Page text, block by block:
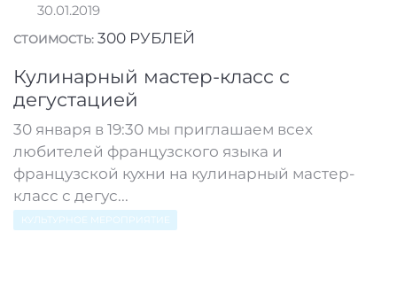
30.01.2019
СТОИМОСТЬ: 300 РУБЛЕЙ
Кулинарный мастер-класс с
дегустацией
30 января в 19:30 мы приглашаем всех
любителей французского языка и
французской кухни на кулинарный мастер-
класс с дегус...
КУЛЬТУРНОЕ МЕРОПРИЯТИЕ